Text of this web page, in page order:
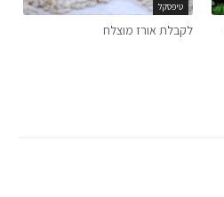
טיפסקל
לקבלת אורז מוצלח